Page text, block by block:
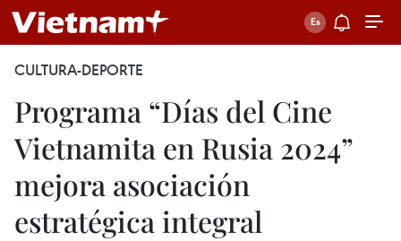
CULTURA-DEPORTE
Programa “Días del Cine
Vietnamita en Rusia 2024”
mejora asociación
estratégica integral